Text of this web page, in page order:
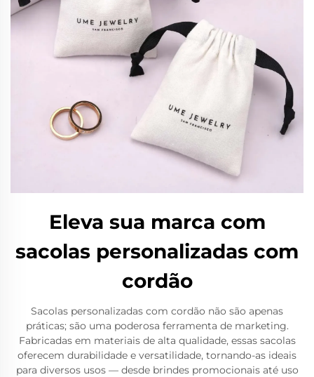
Eleva sua marca com
sacolas personalizadas com
cordão
Sacolas personalizadas com cordão não são apenas
práticas; são uma poderosa ferramenta de marketing.
Fabricadas em materiais de alta qualidade, essas sacolas
oferecem durabilidade e versatilidade, tornando-as ideais
para diversos usos — desde brindes promocionais até uso